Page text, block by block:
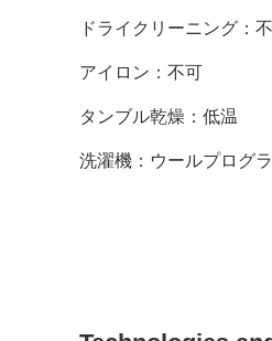
ドライクリーニング：
アイロン：不可
タンブル乾燥：低温
洗濯機：ウールプログ